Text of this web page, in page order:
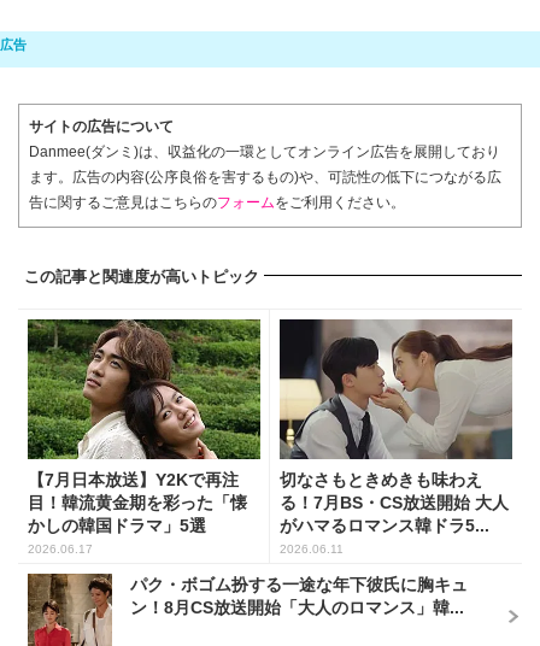
サイトの広告について
Danmee(ダンミ)は、収益化の一環としてオンライン広告を展開しており
ます。広告の内容(公序良俗を害するもの)や、可読性の低下につながる広
告に関するご意見はこちらのフォームをご利用ください。
この記事と関連度が高いトピック
【7月日本放送】Y2Kで再注
目！韓流黄金期を彩った「懐
かしの韓国ドラマ」5選
2026.06.17
切なさもときめきも味わえ
る！7月BS・CS放送開始 大人
がハマるロマンス韓ドラ5...
2026.06.11
パク・ボゴム扮する一途な年下彼氏に胸キュ
ン！8月CS放送開始「大人のロマンス」韓...